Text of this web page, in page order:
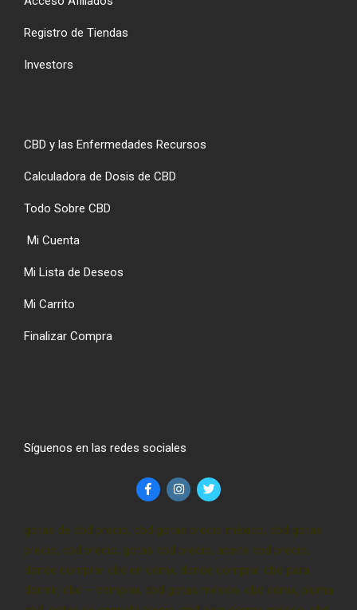
Registro de Tiendas
Investors
CBD y las Enfermedades Recursos
Calculadora de Dosis de CBD
Todo Sobre CBD
Mi Cuenta
Mi Lista de Deseos
Mi Carrito
Finalizar Compra
Síguenos en las redes sociales
gotas de cbd precio, cbd gotas precio méxico, cbd gotas
precio, cbd precio, gotas cbd precio, aceite cbd precio,
donde comprar cbd en cdmx, donde comprar cbd para
dormir, cbd – comprar, cbd gotas méxico, cbd cdmx, pluma